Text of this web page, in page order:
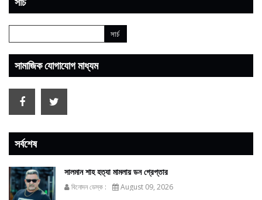
সামাজিক যোগাযোগ মাধ্যম
সর্বশেষ
সালমান শাহ হত্যা মামলায় ডন গ্রেপ্তার
বিনোদন ডেস্ক : August 09, 2026